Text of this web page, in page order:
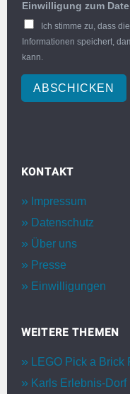
Einwilligung zum
Ich stimme zu, dass
Informationen speichert,
kann.
ABSCHICKEN
KONTAKT
Impressum
Datenschutz
Über uns
Presse
Einwilligungen
WEITERE THEMEN
LEGO Pick a Brick
Karls Erlebnis-Dorf